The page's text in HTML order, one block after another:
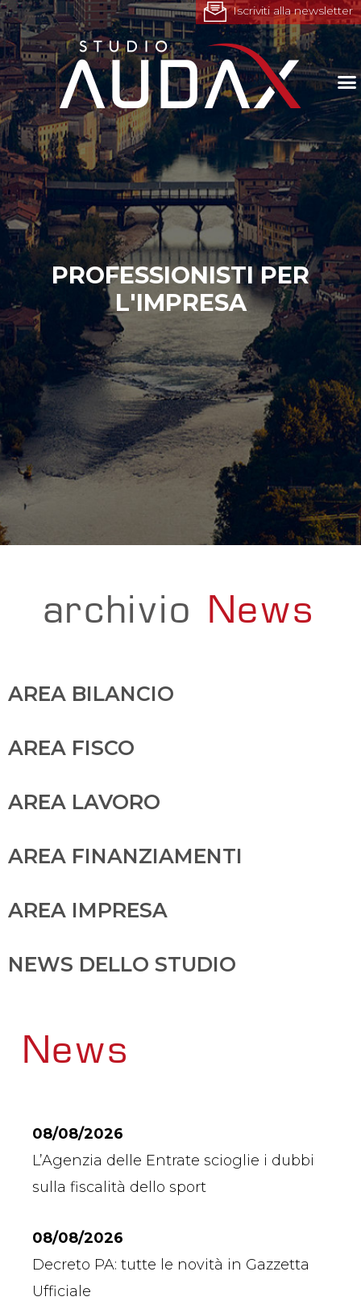
Iscriviti alla newsletter
PROFESSIONISTI PER
L'IMPRESA
archivio News
AREA BILANCIO
AREA FISCO
AREA LAVORO
AREA FINANZIAMENTI
AREA IMPRESA
NEWS DELLO STUDIO
News
L’Agenzia delle Entrate scioglie i dubbi
sulla fiscalità dello sport
08/08/2026
Decreto PA: tutte le novità in Gazzetta
Ufficiale
08/08/2026